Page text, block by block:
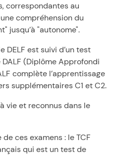
correspondantes au
compréhension du
jusqu’à "autonome".
DELF est suivi d’un test
(Diplôme Approfondi
complète l’apprentissage
supplémentaires C1 et C2.
vie et reconnus dans le
ces examens : le TCF
qui est un test de